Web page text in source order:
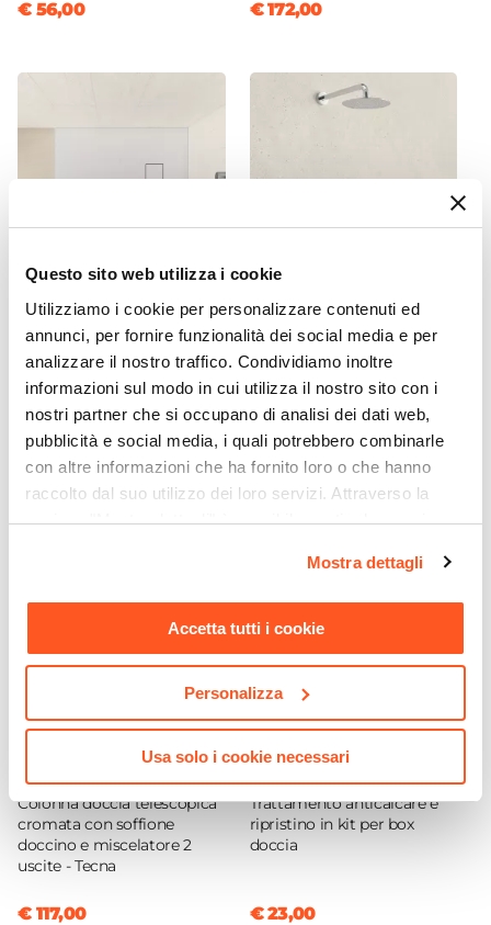
Questo sito web utilizza i cookie
Utilizziamo i cookie per personalizzare contenuti ed
annunci, per fornire funzionalità dei social media e per
analizzare il nostro traffico. Condividiamo inoltre
informazioni sul modo in cui utilizza il nostro sito con i
nostri partner che si occupano di analisi dei dati web,
pubblicità e social media, i quali potrebbero combinarle
con altre informazioni che ha fornito loro o che hanno
raccolto dal suo utilizzo dei loro servizi. Attraverso la
sezione "Mostra dettagli" è possibile gestire le proprie
momento. Per maggiori informazioni si invita a leggere la
nostraCookie Policy.
Mostra dettagli
Accetta tutti i cookie
Personalizza
Usa solo i cookie necessari
Finitura Profilo
Cromo
Si - Pulizia Facilitata
Sistema Di Apertura
Maniglia
Colore Maniglie O Pomelli
Cromo
Chiusura
Magnetica
Filopavimento
€ 56,00 € 172,00
CODICE:RK97B
Piatto doccia 90x70 cm
ultraslim riducibile bianco
effetto pietra - Rok
€ 77,99
CODICE:GUNDC
Composizione doccia
Jacuzzi - Rubinetteria Gun
con braccio soffione
deviatore
€ 176,00
Colonna doccia telescopica
cromata con soffione
doccino e miscelatore 2
uscite - Tecna
€ 117,00
Trattamento anticalcare e
ripristino in kit per box
doccia
€ 23,00